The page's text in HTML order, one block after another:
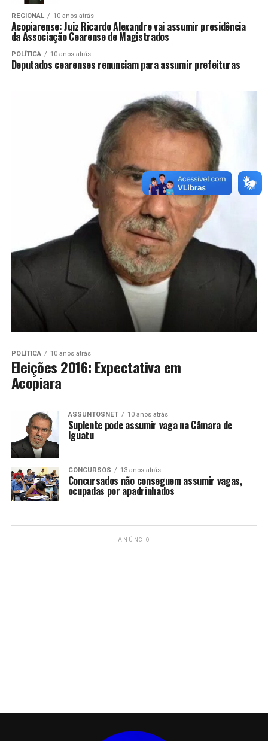
REGIONAL 10 anos atrás
Acopiarense: Juiz Ricardo Alexandre vai assumir presidência
da Associação Cearense de Magistrados
POLÍTICA 10 anos atrás
Deputados cearenses renunciam para assumir prefeituras
Eleições 2016: Expectativa em
Acopiara
Suplente pode assumir vaga na Câmara de
Iguatu
Concursados não conseguem assumir vagas,
ocupadas por apadrinhados
ANÚNCIO